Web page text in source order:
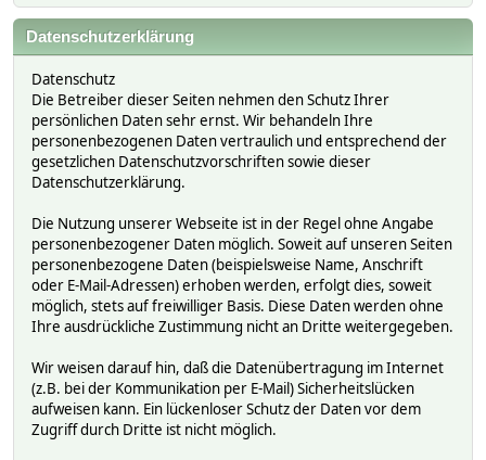
Datenschutzerklärung
Datenschutz
Die Betreiber dieser Seiten nehmen den Schutz Ihrer
persönlichen Daten sehr ernst. Wir behandeln Ihre
personenbezogenen Daten vertraulich und entsprechend der
gesetzlichen Datenschutzvorschriften sowie dieser
Datenschutzerklärung.
Die Nutzung unserer Webseite ist in der Regel ohne Angabe
personenbezogener Daten möglich. Soweit auf unseren Seiten
personenbezogene Daten (beispielsweise Name, Anschrift
oder E-Mail-Adressen) erhoben werden, erfolgt dies, soweit
möglich, stets auf freiwilliger Basis. Diese Daten werden ohne
Ihre ausdrückliche Zustimmung nicht an Dritte weitergegeben.
Wir weisen darauf hin, daß die Datenübertragung im Internet
(z.B. bei der Kommunikation per E-Mail) Sicherheitslücken
aufweisen kann. Ein lückenloser Schutz der Daten vor dem
Zugriff durch Dritte ist nicht möglich.